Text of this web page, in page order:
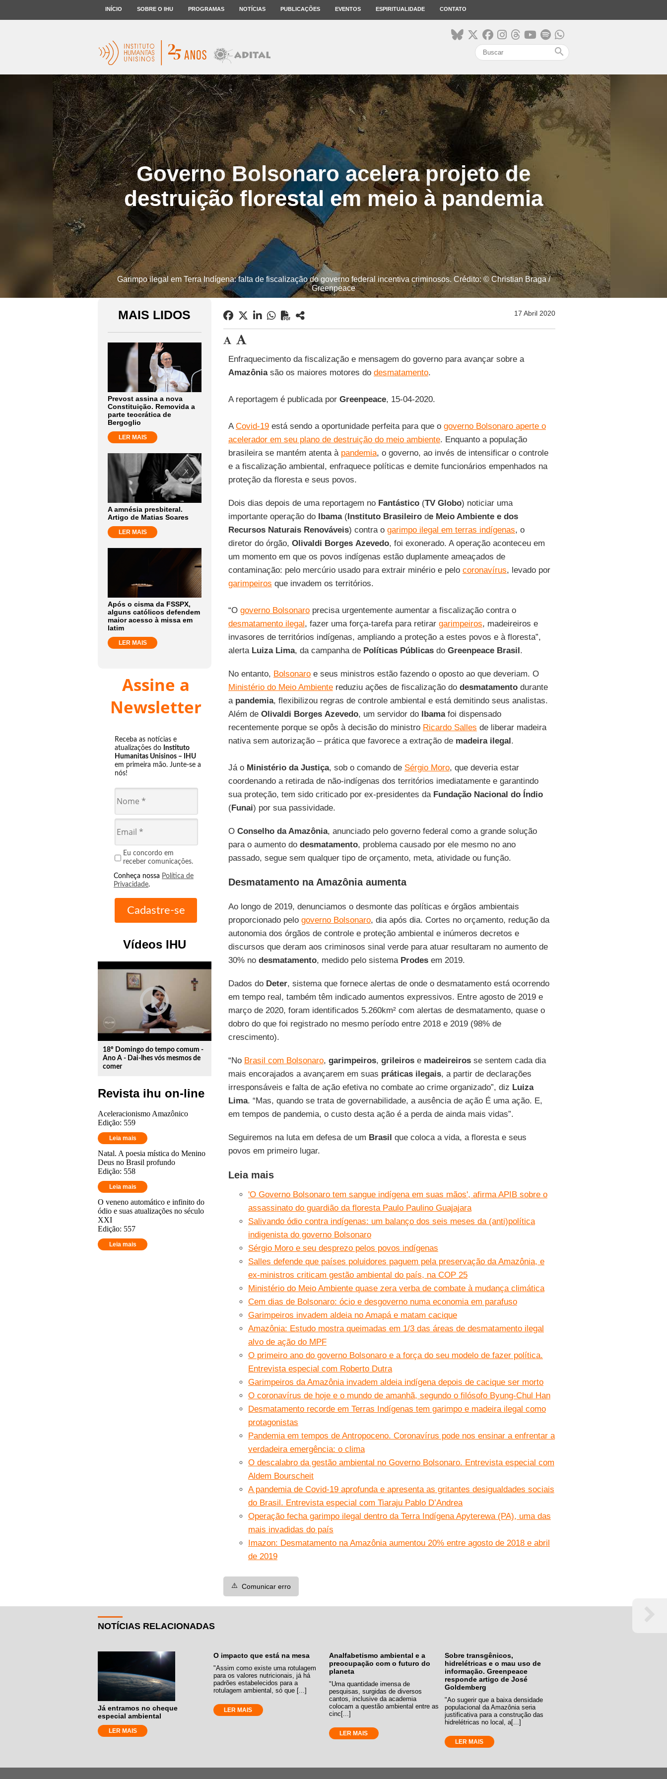
INÍCIO SOBRE O IHU PROGRAMAS NOTÍCIAS PUBLICAÇÕES EVENTOS ESPIRITUALIDADE CONTATO
search
Governo Bolsonaro acelera projeto de
destruição florestal em meio à pandemia
Garimpo ilegal em Terra Indígena: falta de fiscalização do governo federal incentiva criminosos. Crédito: © Christian Braga /
Greenpeace
MAIS LIDOS
Prevost assina a nova
Constituição. Removida a
parte teocrática de
Bergoglio
LER MAIS
A amnésia presbiteral.
Artigo de Matias Soares
LER MAIS
Após o cisma da FSSPX,
alguns católicos defendem
maior acesso à missa em
latim
LER MAIS
Assine a
Newsletter
Receba as notícias e
atualizações do Instituto
Humanitas Unisinos – IHU
em primeira mão. Junte-se a
nós!
Eu concordo em
receber comunicações.
Conheça nossa Política de
Privacidade.
Vídeos IHU
play_circle_outline
18º Domingo do tempo comum -
Ano A - Dai-lhes vós mesmos de
comer
Revista ihu on-line
Aceleracionismo Amazônico
Edição: 559
Leia mais
Natal. A poesia mística do Menino
Deus no Brasil profundo
Edição: 558
Leia mais
O veneno automático e infinito do
ódio e suas atualizações no século
XXI
Edição: 557
Leia mais
17 Abril 2020
Enfraquecimento da fiscalização e mensagem do governo para avançar sobre a
Amazôniasão os maiores motores do desmatamento.
A reportagem é publicada por Greenpeace, 15-04-2020.
ACovid-19está sendo a oportunidade perfeita para que o governo Bolsonaro aperte o
acelerador em seu plano de destruição do meio ambiente. Enquanto a população
brasileira se mantém atenta à pandemia, o governo, ao invés de intensificar o controle
e a fiscalização ambiental, enfraquece políticas e demite funcionários empenhados na
proteção da floresta e seus povos.
Dois dias depois de uma reportagem no Fantástico(TV Globo) noticiar uma
importante operação do Ibama(Instituto Brasileiro de Meio Ambiente e dos
Recursos Naturais Renováveis) contra o garimpo ilegal em terras indígenas, o
diretor do órgão, Olivaldi Borges Azevedo, foi exonerado. A operação aconteceu em
um momento em que os povos indígenas estão duplamente ameaçados de
contaminação: pelo mercúrio usado para extrair minério e pelo coronavírus, levado por
garimpeiros que invadem os territórios.
“O governo Bolsonaroprecisa urgentemente aumentar a fiscalização contra o
desmatamento ilegal, fazer uma força-tarefa para retirar garimpeiros, madeireiros e
invasores de territórios indígenas, ampliando a proteção a estes povos e à floresta”,
alerta Luiza Lima, da campanha de Políticas Públicasdo Greenpeace Brasil.
No entanto, Bolsonaroe seus ministros estão fazendo o oposto ao que deveriam. O
Ministério do Meio Ambientereduziu ações de fiscalização do desmatamentodurante
a pandemia, flexibilizou regras de controle ambiental e está demitindo seus analistas.
Além de Olivaldi Borges Azevedo, um servidor do Ibamafoi dispensado
recentemente porque se opôs à decisão do ministro Ricardo Salles de liberar madeira
nativa sem autorização – prática que favorece a extração de madeira ilegal.
Já o Ministério da Justiça, sob o comando de Sérgio Moro, que deveria estar
coordenando a retirada de não-indígenas dos territórios imediatamente e garantindo
sua proteção, tem sido criticado por ex-presidentes da Fundação Nacional do Índio
(Funai) por sua passividade.
O Conselho da Amazônia, anunciado pelo governo federal como a grande solução
para o aumento do desmatamento, problema causado por ele mesmo no ano
passado, segue sem qualquer tipo de orçamento, meta, atividade ou função.
Desmatamento na Amazônia aumenta
Ao longo de 2019, denunciamos o desmonte das políticas e órgãos ambientais
proporcionado pelo governo Bolsonaro, dia após dia. Cortes no orçamento, redução da
autonomia dos órgãos de controle e proteção ambiental e inúmeros decretos e
discursos que deram aos criminosos sinal verde para atuar resultaram no aumento de
30% no desmatamento, medido pelo sistema Prodesem 2019.
Dados do Deter, sistema que fornece alertas de onde o desmatamento está ocorrendo
em tempo real, também têm indicado aumentos expressivos. Entre agosto de 2019 e
março de 2020, foram identificados 5.260km² com alertas de desmatamento, quase o
dobro do que foi registrado no mesmo período entre 2018 e 2019 (98% de
crescimento).
“No Brasil com Bolsonaro, garimpeiros, grileirose madeireirosse sentem cada dia
mais encorajados a avançarem em suas práticas ilegais, a partir de declarações
irresponsáveis e falta de ação efetiva no combate ao crime organizado”, diz Luiza
Lima. “Mas, quando se trata de governabilidade, a ausência de ação É uma ação. E,
em tempos de pandemia, o custo desta ação é a perda de ainda mais vidas”.
Seguiremos na luta em defesa de um Brasil que coloca a vida, a floresta e seus
povos em primeiro lugar.
Leia mais
'O Governo Bolsonaro tem sangue indígena em suas mãos', afirma APIB sobre o
assassinato do guardião da floresta Paulo Paulino Guajajara
Salivando ódio contra indígenas: um balanço dos seis meses da (anti)política
indigenista do governo Bolsonaro
Sérgio Moro e seu desprezo pelos povos indígenas
Salles defende que países poluidores paguem pela preservação da Amazônia, e
ex-ministros criticam gestão ambiental do país, na COP 25
Ministério do Meio Ambiente quase zera verba de combate à mudança climática
Cem dias de Bolsonaro: ócio e desgoverno numa economia em parafuso
Garimpeiros invadem aldeia no Amapá e matam cacique
Amazônia: Estudo mostra queimadas em 1/3 das áreas de desmatamento ilegal
alvo de ação do MPF
O primeiro ano do governo Bolsonaro e a força do seu modelo de fazer política.
Entrevista especial com Roberto Dutra
Garimpeiros da Amazônia invadem aldeia indígena depois de cacique ser morto
O coronavírus de hoje e o mundo de amanhã, segundo o filósofo Byung-Chul Han
Desmatamento recorde em Terras Indígenas tem garimpo e madeira ilegal como
protagonistas
Pandemia em tempos de Antropoceno. Coronavírus pode nos ensinar a enfrentar a
verdadeira emergência: o clima
O descalabro da gestão ambiental no Governo Bolsonaro. Entrevista especial com
Aldem Bourscheit
A pandemia de Covid-19 aprofunda e apresenta as gritantes desigualdades sociais
do Brasil. Entrevista especial com Tiaraju Pablo D’Andrea
Operação fecha garimpo ilegal dentro da Terra Indígena Apyterewa (PA), uma das
mais invadidas do país
Imazon: Desmatamento na Amazônia aumentou 20% entre agosto de 2018 e abril
de 2019
⚠️ Comunicar erro
NOTÍCIAS RELACIONADAS
Já entramos no cheque
especial ambiental
LER MAIS
O impacto que está na mesa
"Assim como existe uma rotulagem
para os valores nutricionais, já há
padrões estabelecidos para a
rotulagem ambiental, só que [...]
LER MAIS
Analfabetismo ambiental e a
preocupação com o futuro do
planeta
"Uma quantidade imensa de
pesquisas, surgidas de diversos
cantos, inclusive da academia
colocam a questão ambiental entre as
cinc[...]
LER MAIS
Sobre transgênicos,
hidrelétricas e o mau uso de
informação. Greenpeace
responde artigo de José
Goldemberg
"Ao sugerir que a baixa densidade
populacional da Amazônia seria
justificativa para a construção das
hidrelétricas no local, a[...]
LER MAIS